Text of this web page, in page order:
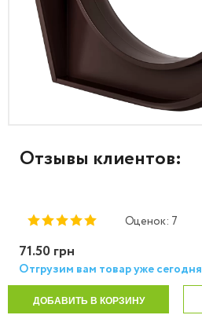
Отзывы клиентов:
Оценок: 7
71.50 грн
Отгрузим вам товар уже сегодня
ДОБАВИТЬ В КОРЗИНУ